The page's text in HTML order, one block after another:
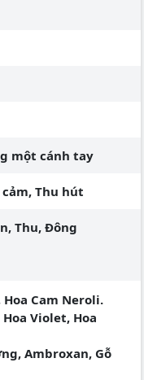
một cánh tay
Thu hút
Thu, Đông
Cam Neroli.
Violet, Hoa
Ambroxan, Gỗ